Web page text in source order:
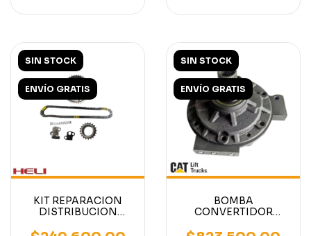
SIN STOCK
ENVÍO GRATIS
KIT REPARACION
DISTRIBUCION
SIN STOCK
ENVÍO GRATIS
BOMBA
CONVERTIDOR